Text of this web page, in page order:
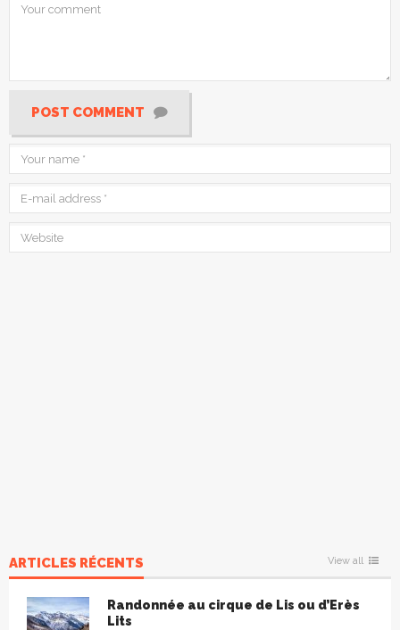
POST COMMENT
ARTICLES RÉCENTS View all
Randonnée au cirque de Lis ou d’Erès
Lits